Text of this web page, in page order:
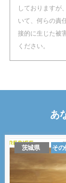
しておりますが
いて、何らの責
接的に生じた被
ください。
あ
茨城県 その